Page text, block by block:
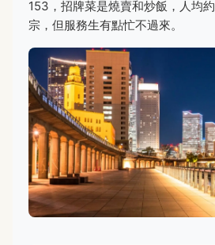
153，招牌菜是燒賣和炒飯，人均
宗，但服務生有點忙不過來。